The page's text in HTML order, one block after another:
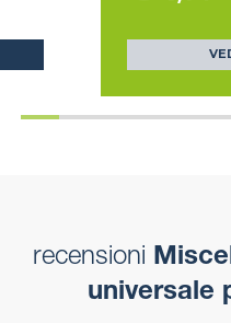
recensioni
universale